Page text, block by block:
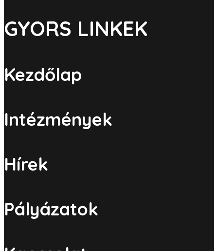
GYORS LINKEK
Kezdőlap
Intézmények
Hírek
Pályázatok